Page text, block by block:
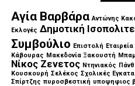
Αγία Βαρβάρα Αντώνης
Εκλογές Δημοτική
Συμβούλιο Επιστολή Εταιρεία
Κάβουρας Μακεδονία Ξακουστή
Νίκος Ζενετος Ντηνιακός
Κουσκουρή Σελέκος Σχολικές
Σπίρτζης πυροσβεστική υποψηφιος